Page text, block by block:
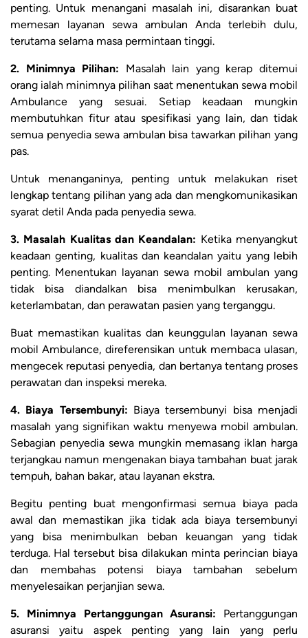
penting. Untuk menangani masalah ini, disarankan buat
memesan layanan sewa ambulan Anda terlebih dulu,
terutama selama masa permintaan tinggi.
2. Minimnya Pilihan: Masalah lain yang kerap ditemui
orang ialah minimnya pilihan saat menentukan sewa mobil
Ambulance yang sesuai. Setiap keadaan mungkin
membutuhkan fitur atau spesifikasi yang lain, dan tidak
semua penyedia sewa ambulan bisa tawarkan pilihan yang
pas.
Untuk menanganinya, penting untuk melakukan riset
lengkap tentang pilihan yang ada dan mengkomunikasikan
syarat detil Anda pada penyedia sewa.
3. Masalah Kualitas dan Keandalan: Ketika menyangkut
keadaan genting, kualitas dan keandalan yaitu yang lebih
penting. Menentukan layanan sewa mobil ambulan yang
tidak bisa diandalkan bisa menimbulkan kerusakan,
keterlambatan, dan perawatan pasien yang terganggu.
Buat memastikan kualitas dan keunggulan layanan sewa
mobil Ambulance, direferensikan untuk membaca ulasan,
mengecek reputasi penyedia, dan bertanya tentang proses
perawatan dan inspeksi mereka.
4. Biaya Tersembunyi: Biaya tersembunyi bisa menjadi
masalah yang signifikan waktu menyewa mobil ambulan.
Sebagian penyedia sewa mungkin memasang iklan harga
terjangkau namun mengenakan biaya tambahan buat jarak
tempuh, bahan bakar, atau layanan ekstra.
Begitu penting buat mengonfirmasi semua biaya pada
awal dan memastikan jika tidak ada biaya tersembunyi
yang bisa menimbulkan beban keuangan yang tidak
terduga. Hal tersebut bisa dilakukan minta perincian biaya
dan membahas potensi biaya tambahan sebelum
menyelesaikan perjanjian sewa.
5. Minimnya Pertanggungan Asuransi: Pertanggungan
asuransi yaitu aspek penting yang lain yang perlu